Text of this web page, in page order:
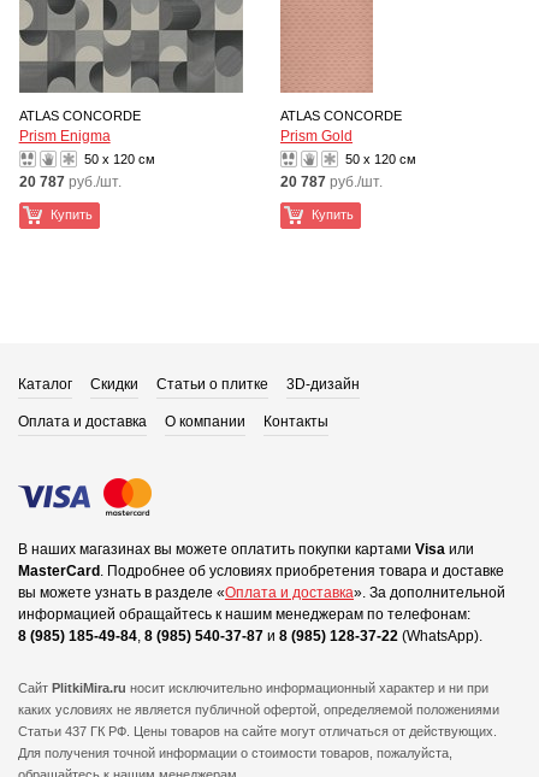
ATLAS CONCORDE
Prism Enigma
50 x 120 см
20 787 руб./шт.
Купить
ATLAS CONCORDE
Prism Gold
50 x 120 см
20 787 руб./шт.
Купить
Каталог Скидки Статьи о плитке 3D-дизайн
Оплата и доставка О компании Контакты
В наших магазинах вы можете оплатить покупки картами Visa или
MasterCard . Подробнее об условиях приобретения товара и доставке
вы можете узнать в разделе «Оплата и доставка». За дополнительной
информацией обращайтесь к нашим менеджерам по телефонам:
8 (985) 185-49-84, 8 (985) 540-37-87 и 8 (985) 128-37-22 (WhatsApp).
Сайт PlitkiMira.ru носит исключительно информационный характер и ни при
каких условиях не является публичной офертой, определяемой положениями
Статьи 437 ГК РФ. Цены товаров на сайте могут отличаться от действующих.
Для получения точной информации о стоимости товаров, пожалуйста,